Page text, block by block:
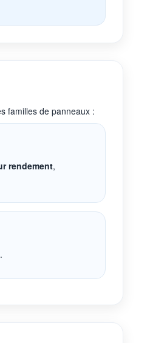
familles de panneaux :
rendement,
.